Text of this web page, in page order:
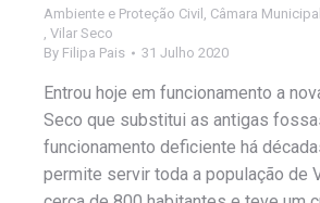
Ambiente e Proteção Civil , Câmara Municipal
, Vilar Seco
By Filipa Pais 31 Julho 2020
Entrou hoje em funcionamento a
Seco que substitui as antigas
funcionamento deficiente há
permite servir toda a população de